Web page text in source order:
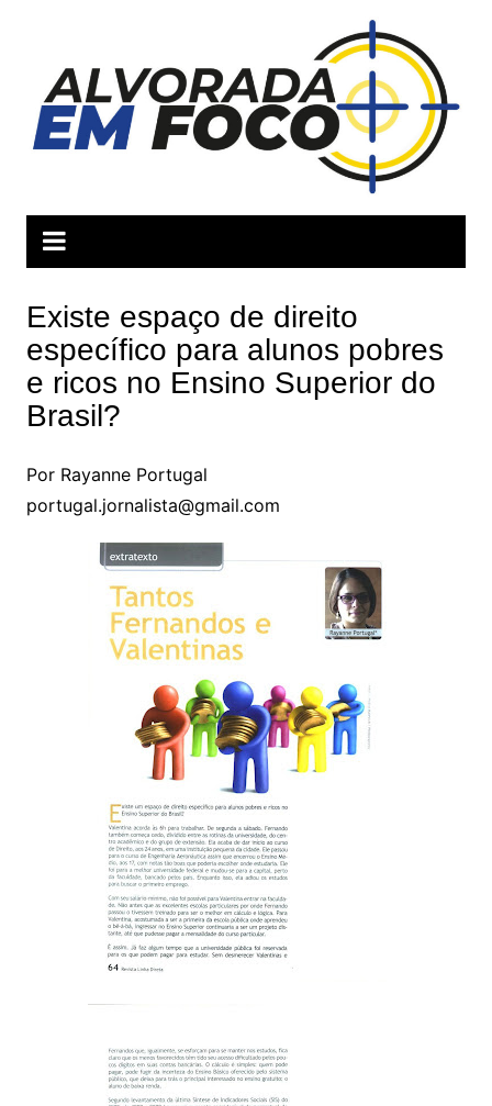
conteúdo
Existe espaço de direito
específico para alunos pobres
e ricos no Ensino Superior do
Brasil?
Por Rayanne Portugal
portugal.jornalista@gmail.com